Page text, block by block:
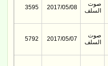
صوت
السلف
2017/05/08
3595
صوت
السلف
2017/05/07
5792